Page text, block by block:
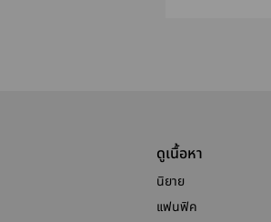
ดูเนื้อหา
นิยาย
แฟนฟิค